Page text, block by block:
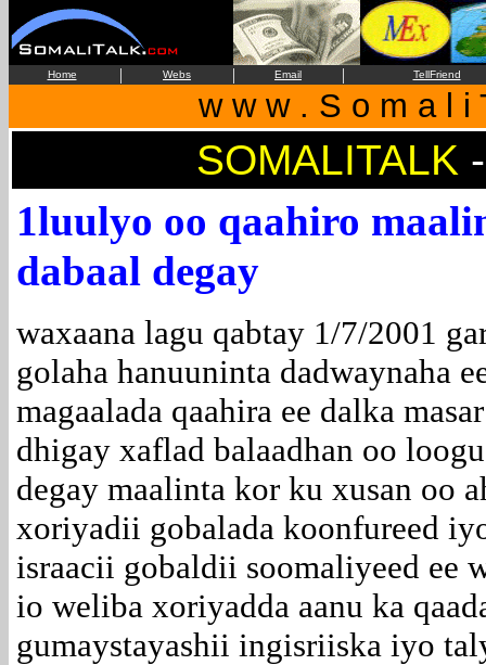
Home | Webs | Email | TellFriend
w w w . S o m a l i
SOMALITALK
1luulyo oo qaahiro
dabaal degay
waxaana lagu qabtay 1/7/2001
golaha hanuuninta dadwaynaha
magaalada qaahira ee dalka
dhigay xaflad balaadhan oo
degay maalinta kor ku xusan oo
xoriyadii gobalada koonfureed
israacii gobaldii soomaliyeed ee
io weliba xoriyadda aanu ka
gumaystayashii ingisriiska iyo